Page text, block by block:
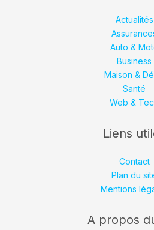
Actualités
Auto &
Business
Maison &
Santé
Web &
Liens
Contact
Plan du
Mentions
A propos